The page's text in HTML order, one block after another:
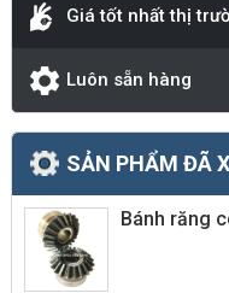
Giá tốt nhất thị
Luôn sẵn hàng
SẢN PHẨM ĐÃ
Bánh răng